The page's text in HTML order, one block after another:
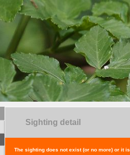
Sighting detail
The sighting does not exist (or no more) or it